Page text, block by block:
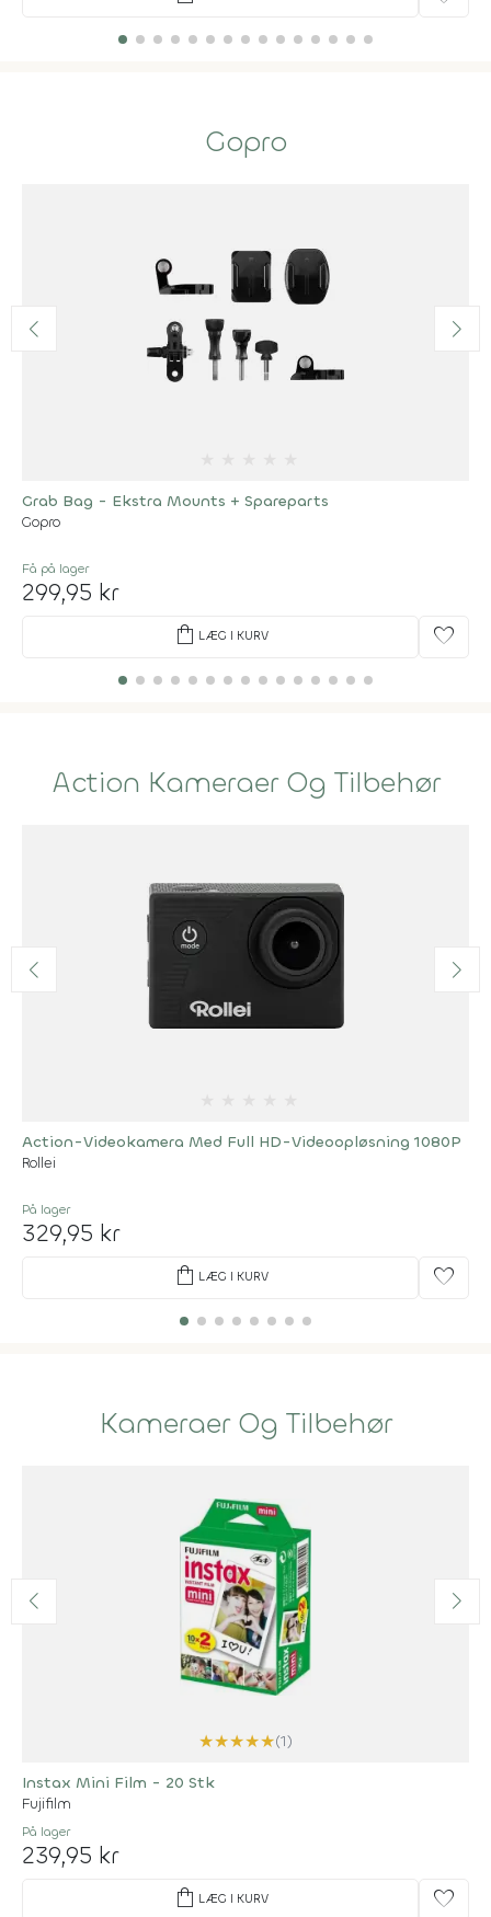
Gopro
Grab Bag - Ekstra Mounts + Spareparts
Gopro
Få på lager
299,95 kr
shopping_bag LÆG I KURV favorite
Action Kameraer Og Tilbehør
Action-Videokamera Med Full HD-Videoopløsning 1080P
Rollei
På lager
329,95 kr
shopping_bag LÆG I KURV favorite
Kameraer Og Tilbehør
★★★★★(1)
Instax Mini Film - 20 Stk
Fujifilm
På lager
239,95 kr
shopping_bag LÆG I KURV favorite